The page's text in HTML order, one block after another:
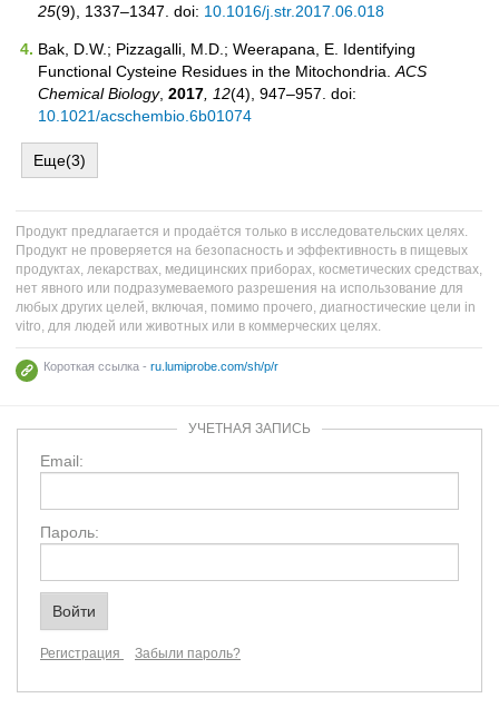
25(9), 1337–1347. doi: 10.1016/j.str.2017.06.018
Bak, D.W.; Pizzagalli, M.D.; Weerapana, E. Identifying
Functional Cysteine Residues in the Mitochondria.ACS
Chemical Biology, 2017, 12(4), 947–957. doi:
10.1021/acschembio.6b01074
Еще(3)
Продукт предлагается и продаётся только в исследовательских целях.
Продукт не проверяется на безопасность и эффективность в пищевых
продуктах, лекарствах, медицинских приборах, косметических средствах,
нет явного или подразумеваемого разрешения на использование для
любых других целей, включая, помимо прочего, диагностические цели in
vitro, для людей или животных или в коммерческих целях.
Короткая ссылка - ru.lumiprobe.com/sh/p/r
УЧЕТНАЯ ЗАПИСЬ
Email:
Пароль:
Регистрация Забыли пароль?